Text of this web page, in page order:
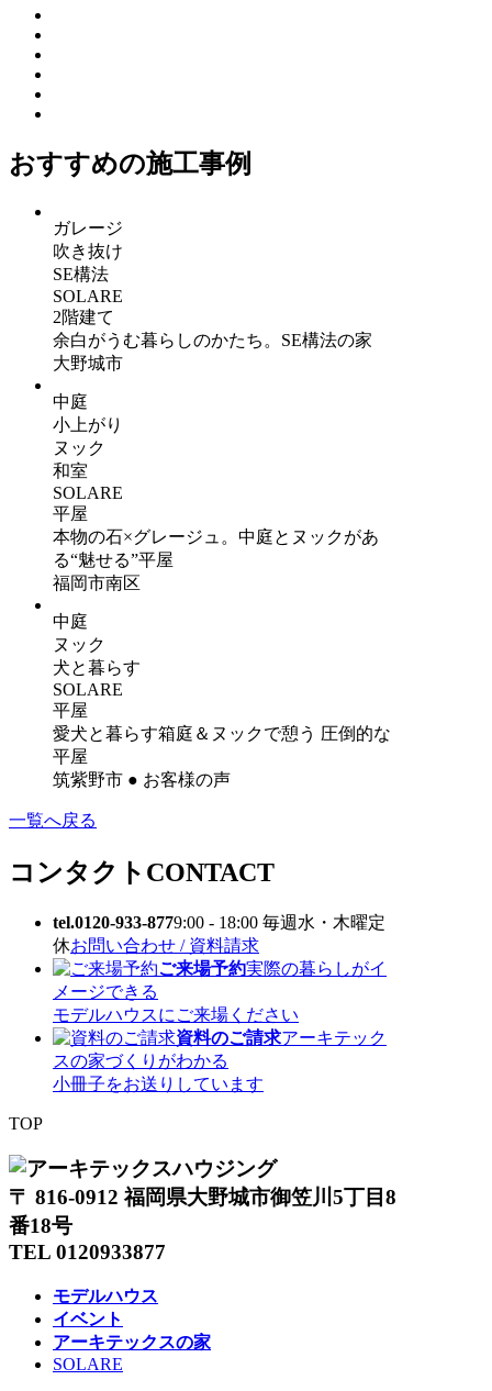
おすすめの施工事例
ガレージ
吹き抜け
SE構法
SOLARE
2階建て
余白がうむ暮らしのかたち。SE構法の家
大野城市
中庭
小上がり
ヌック
和室
SOLARE
平屋
本物の石×グレージュ。中庭とヌックがあ
る“魅せる”平屋
福岡市南区
中庭
ヌック
犬と暮らす
SOLARE
平屋
愛犬と暮らす箱庭＆ヌックで憩う 圧倒的な
平屋
筑紫野市 ● お客様の声
一覧へ戻る
コンタクト CONTACT
tel.0120-933-8779:00 - 18:00 毎週水・木曜定
休お問い合わせ / 資料請求
ご来場予約実際の暮らしがイ
メージできる
モデルハウスにご来場ください
資料のご請求アーキテック
スの家づくりがわかる
小冊子をお送りしています
TOP
〒 816-0912 福岡県大野城市御笠川5丁目8
番18号
TEL 0120933877
モデルハウス
イベント
アーキテックスの家
SOLARE